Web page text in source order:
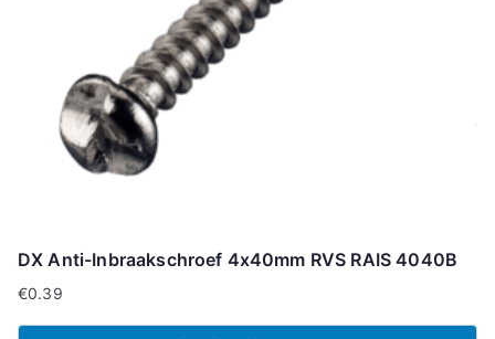
DX Anti-Inbraakschroef 4x40mm RVS RAIS 4040B
€0.39